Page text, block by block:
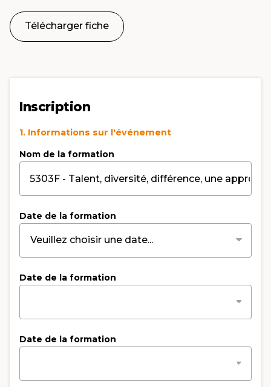
Télécharger fiche
Inscription
1. Informations sur l'événement
Nom de la formation
Date de la formation
Date de la formation
Date de la formation